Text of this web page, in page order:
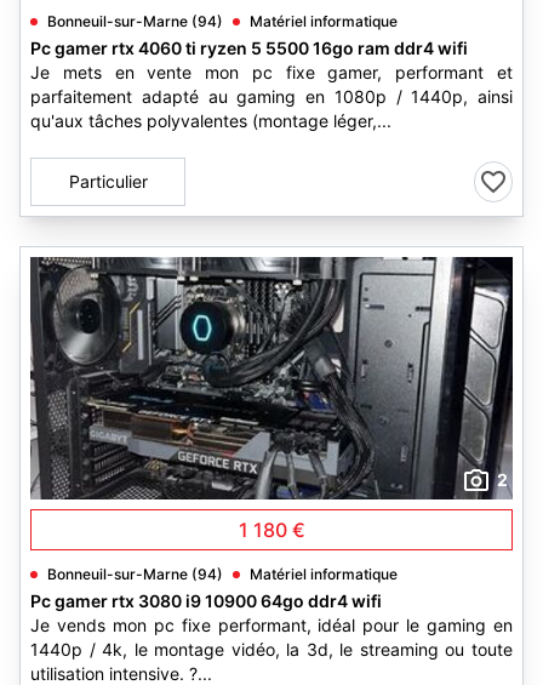
Bonneuil-sur-Marne (94) Matériel informatique
Pc gamer rtx 4060 ti ryzen 5 5500 16go ram ddr4 wifi
Je mets en vente mon pc fixe gamer, performant et
parfaitement adapté au gaming en 1080p / 1440p, ainsi
qu'aux tâches polyvalentes (montage léger,...
Particulier
2
1 180 €
Bonneuil-sur-Marne (94) Matériel informatique
Pc gamer rtx 3080 i9 10900 64go ddr4 wifi
Je vends mon pc fixe performant, idéal pour le gaming en
1440p / 4k, le montage vidéo, la 3d, le streaming ou toute
utilisation intensive. ?...